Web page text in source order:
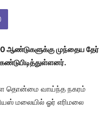
ஆண்டுகளுக்கு முந்தைய தேர்
தொன்மை வாய்ந்த நகரம்
மலையில் ஓர் எரிமலை